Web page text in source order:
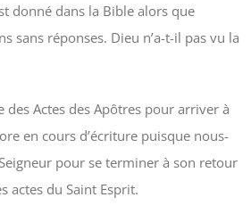
donné dans la Bible alors que
sans réponses. Dieu n’a-t-il pas vu la
Actes des Apôtres pour arriver à
en cours d’écriture puisque nous-
pour se terminer à son retour
actes du Saint Esprit.